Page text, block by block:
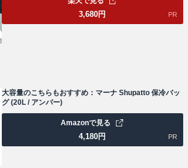
3,680円 PR
大容量のこちらもおすすめ：マーナ Shupatto 保冷バッ
グ (20L / アンバー)
4,180円
Amazonで見る
PR